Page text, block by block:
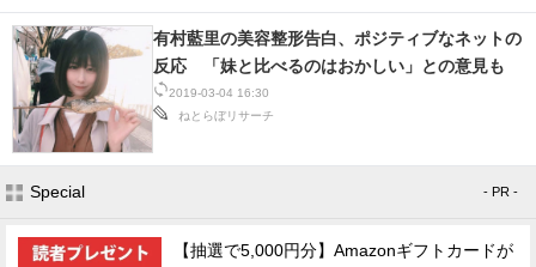
会員記事
メディア
注目記事を集めた総合ページ
スマホと通信の最新トレンド
2019-03-04 16:30
ねとらぼリサーチ
有村藍里の美容整形告白、ポジティブなネットの
反応 「妹と比べるのはおかしい」との意見も
Special - PR -
【抽選で5,000円分】Amazonギフトカードが